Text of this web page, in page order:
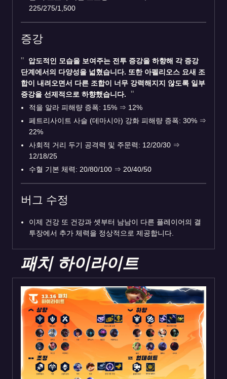
225/275/1,500
증강
압도적인 모습을 보여주는 전투 증강을 하향해 각 증강
단계에서의 다양성을 넓혔습니다. 또한 아펠리오스 요새 조
합이 내려오면서 다른 조합이 너무 강력해지지 않도록 일부
증강을 선제적으로 하향했습니다.
적을 알라 피해량 증폭: 15% ⇒ 12%
페트리사이트 사슬 (데마시아) 강화 피해량 증폭: 30% ⇒
22%
사회적 거리 두기 공격력 및 주문력: 12/20/30 ⇒
12/18/25
수혈 기본 체력: 20/80/100 ⇒ 20/40/50
버그 수정
이제 건강 또 건강과 셋부터 남남이 다른 플레이어의 결
투장에서 추가 체력을 정상적으로 제공합니다.
패치 하이라이트